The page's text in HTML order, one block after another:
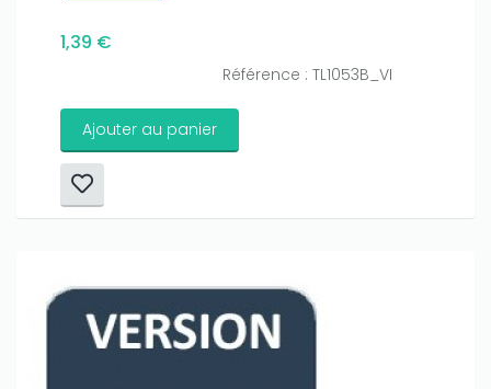
1,39 €
Référence : TL1053B_VI
Ajouter au panier